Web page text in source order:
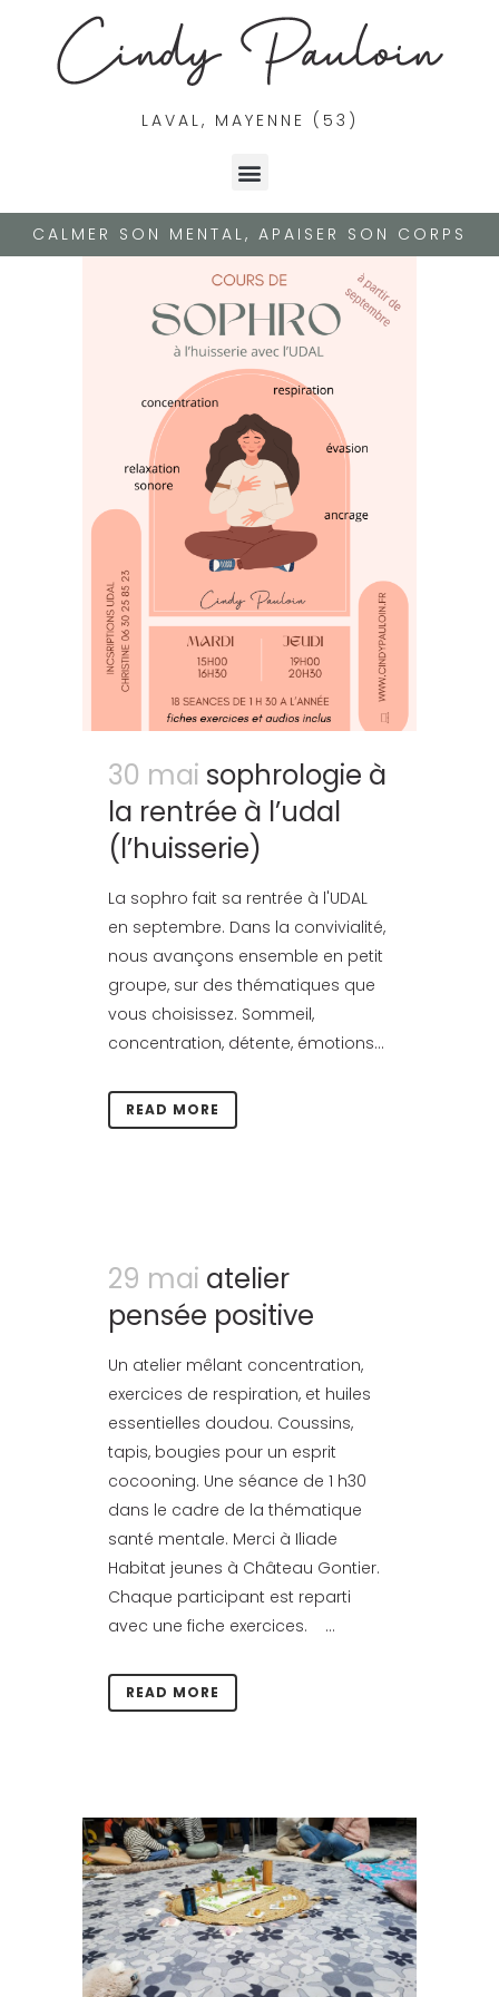
LAVAL, MAYENNE (53)
CALMER SON MENTAL, APAISER SON CORPS
30 mai sophrologie à
la rentrée à l’udal
(l’huisserie)
La sophro fait sa rentrée à l'UDAL
en septembre. Dans la convivialité,
nous avançons ensemble en petit
groupe, sur des thématiques que
vous choisissez. Sommeil,
concentration, détente, émotions...
READ MORE
29 mai atelier
pensée positive
Un atelier mêlant concentration,
exercices de respiration, et huiles
essentielles doudou. Coussins,
tapis, bougies pour un esprit
cocooning. Une séance de 1 h30
dans le cadre de la thématique
santé mentale. Merci à Iliade
Habitat jeunes à Château Gontier.
Chaque participant est reparti
avec une fiche exercices. ...
READ MORE